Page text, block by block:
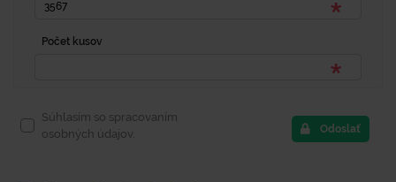
Počet kusov
Súhlasím so spracovaním
osobných údajov.
Odoslať